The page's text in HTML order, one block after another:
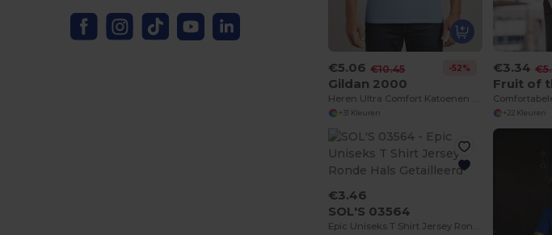
€5.06 €10.45 -52%
Gildan 2000
+31 Kleuren
€3.34
+22 Kleuren
€3.46
SOL'S 03564